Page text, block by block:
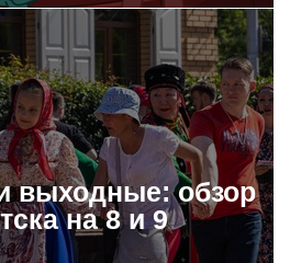
выходные: обзор
на 8 и 9